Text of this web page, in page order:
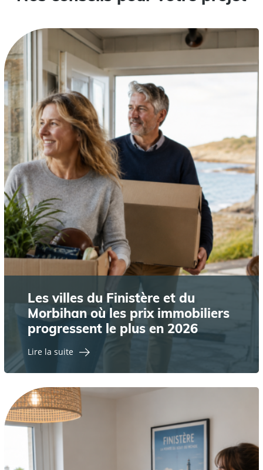
Les villes du Finistère et du
Morbihan où les prix immobiliers
progressent le plus en 2026
Lire la suite